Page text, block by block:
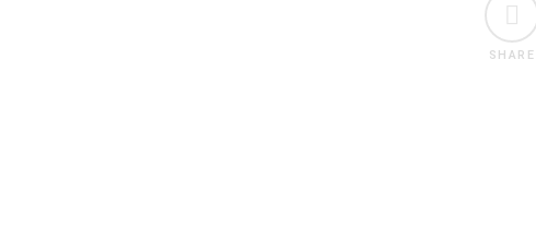
SHARE